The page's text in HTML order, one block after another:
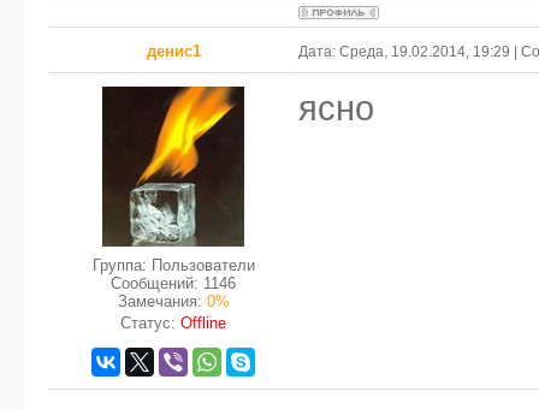
денис1 Дата: Среда, 19.02.2014, 19:29 |
Группа: Пользователи
Сообщений: 1146
Замечания: 0%
Статус: Offline
ясно